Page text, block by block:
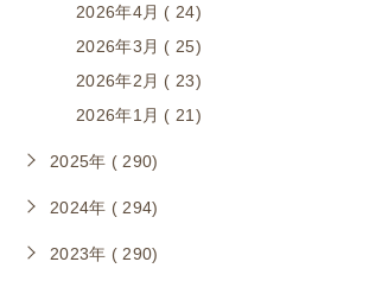
2026年4月 ( 24)
2026年3月 ( 25)
2026年2月 ( 23)
2026年1月 ( 21)
2025年 ( 290)
2024年 ( 294)
2023年 ( 290)